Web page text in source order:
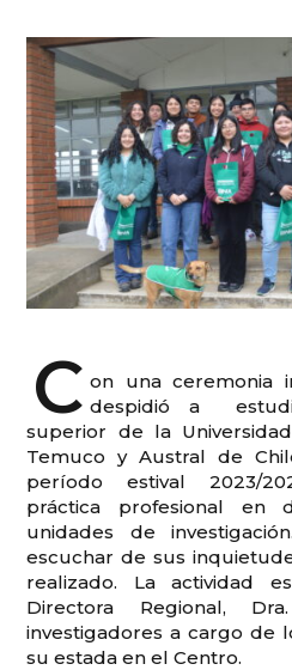
C on una ceremonia
despidió a
superior de la
Temuco y Austral de
período estival 2023/
práctica profesional en
unidades de
escuchar de sus
realizado. La actividad
Directora Regional,
investigadores a cargo de
su estada en el Centro.